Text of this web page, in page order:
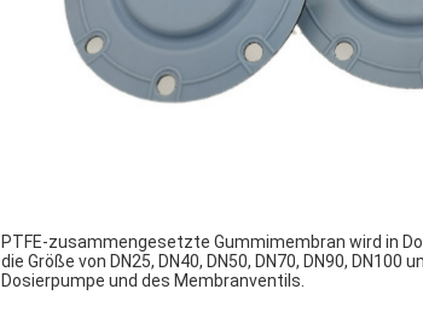
PTFE-zusammengesetzte Gummimembran wird in
die Größe von DN25, DN40, DN50, DN70, DN90,
Dosierpumpe und des Membranventils.